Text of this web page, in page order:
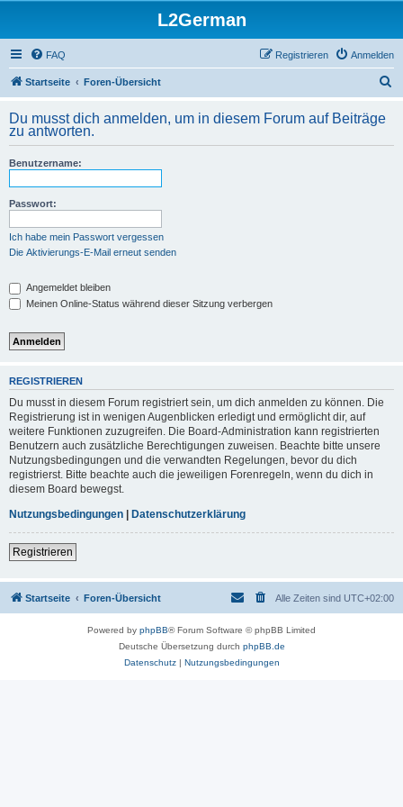
L2German
FAQ Anmelden
Registrieren
Startseite Foren-Übersicht
h
Du musst dich anmelden, um in diesem Forum auf Beiträge
zu antworten.
Benutzername:
Passwort:
Ich habe mein Passwort vergessen
Die Aktivierungs-E-Mail erneut senden
Angemeldet bleiben
Meinen Online-Status während dieser Sitzung verbergen
REGISTRIEREN
Du musst in diesem Forum registriert sein, um dich anmelden zu können. Die
Registrierung ist in wenigen Augenblicken erledigt und ermöglicht dir, auf
weitere Funktionen zuzugreifen. Die Board-Administration kann registrierten
Benutzern auch zusätzliche Berechtigungen zuweisen. Beachte bitte unsere
Nutzungsbedingungen und die verwandten Regelungen, bevor du dich
registrierst. Bitte beachte auch die jeweiligen Forenregeln, wenn du dich in
diesem Board bewegst.
Nutzungsbedingungen | Datenschutzerklärung
Registrieren
Startseite Foren-Übersicht Alle Zeiten sind UTC+02:00
Powered by phpBB® Forum Software © phpBB Limited
Deutsche Übersetzung durch phpBB.de
Datenschutz| Nutzungsbedingungen